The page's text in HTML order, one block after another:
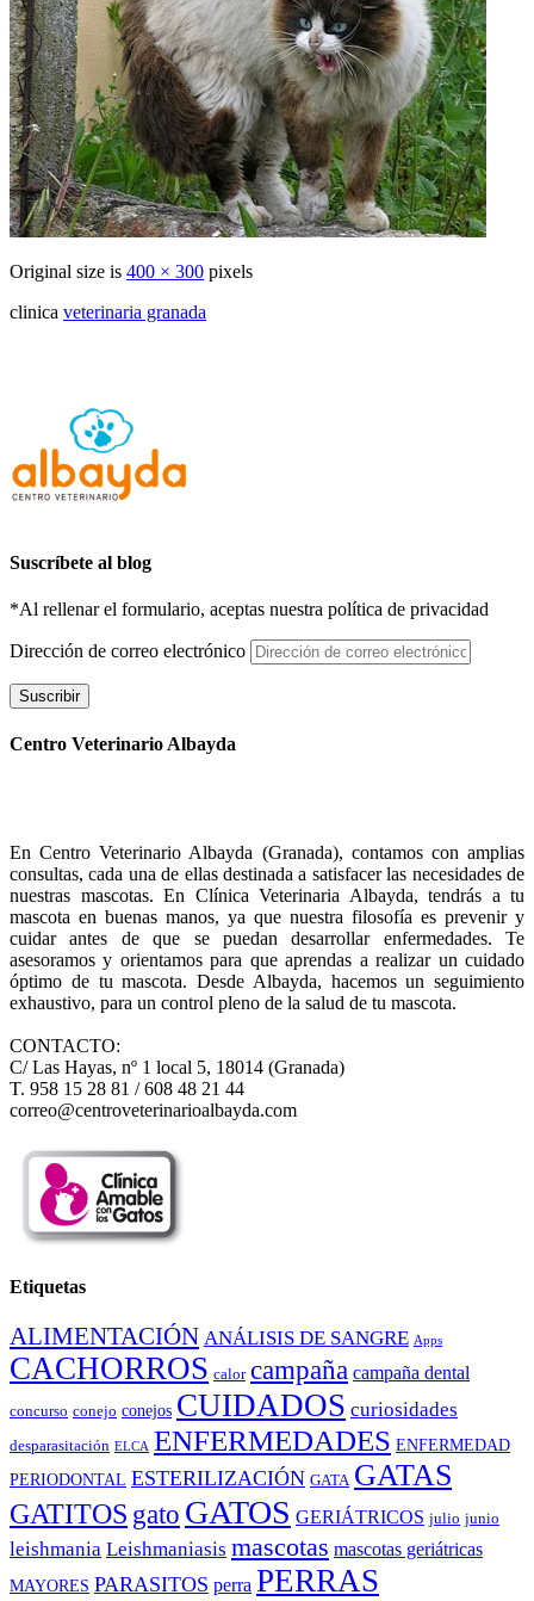
Original size is 400 × 300 pixels
clinica veterinaria granada
Suscríbete al blog
*Al rellenar el formulario, aceptas nuestra política de privacidad
Dirección de correo electrónico
Suscribir
Centro Veterinario Albayda
En Centro Veterinario Albayda (Granada), contamos con amplias
consultas, cada una de ellas destinada a satisfacer las necesidades de
nuestras mascotas. En Clínica Veterinaria Albayda, tendrás a tu
mascota en buenas manos, ya que nuestra filosofía es prevenir y
cuidar antes de que se puedan desarrollar enfermedades. Te
asesoramos y orientamos para que aprendas a realizar un cuidado
óptimo de tu mascota. Desde Albayda, hacemos un seguimiento
exhaustivo, para un control pleno de la salud de tu mascota.
CONTACTO:
C/ Las Hayas, nº 1 local 5, 18014 (Granada)
T. 958 15 28 81 / 608 48 21 44
correo@centroveterinarioalbayda.com
Etiquetas
ALIMENTACIÓN ANÁLISIS DE SANGRE Apps
CACHORROS calor campaña campaña dental
concurso conejo conejos CUIDADOS curiosidades
desparasitación ELCA ENFERMEDADES ENFERMEDAD
PERIODONTAL ESTERILIZACIÓN GATA GATAS
GATITOS gato GATOS GERIÁTRICOS julio junio
leishmania Leishmaniasis mascotas mascotas geriátricas
MAYORES PARASITOS perra PERRAS